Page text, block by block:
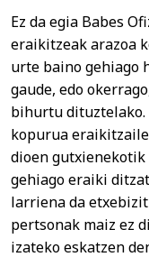
Ez da egia Babes
eraikitzeak arazoa
urte baino gehiago
gaude, edo
bihurtu
kopurua
dioen
gehiago eraiki
larriena da
pertsonak maiz ez
izateko eskatzen